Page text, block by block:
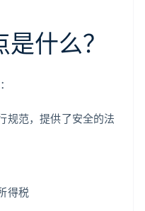
什么？
规范，提供了安全的法
得税